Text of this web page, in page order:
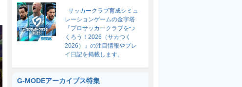
サッカークラブ育成シミュ
レーションゲームの金字塔
『プロサッカークラブをつ
くろう！2026（サカつく
2026）』の注目情報やプレ
イ日記を掲載します。
G-MODEアーカイブス特集